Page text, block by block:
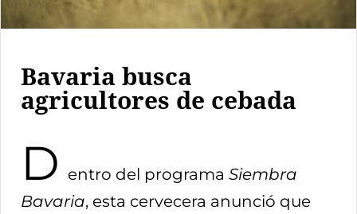
Bavaria busca
agricultores de cebada
D entro del programa Siembra
Bavaria, esta cervecera anunció que